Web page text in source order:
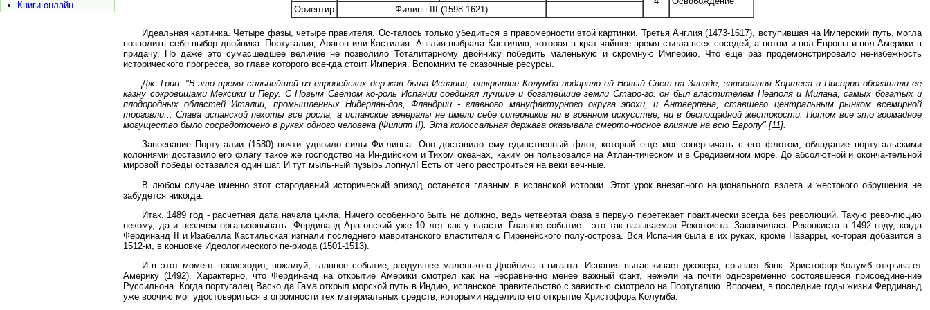
•
Книги онлайн
Ориентир
Филипп III (1598-1621) -
Идеальная картинка. Четыре фазы, четыре правителя. Ос-талось только убедиться в правомерности этой картинки. Третья Англия (1473-1617), вступившая на Имперский путь, могла
позволить себе выбор двойника: Португалия, Арагон или Кастилия. Англия выбрала Кастилию, которая в крат-чайшее время съела всех соседей, а потом и пол-Европы и пол-Америки в
придачу. Но даже это сумасшедшее величие не позволило Тоталитарному двойнику победить маленькую и скромную Империю. Что еще раз продемонстрировало не-избежность
исторического прогресса, во главе которого все-гда стоит Империя. Вспомним те сказочные ресурсы.
Дж. Грин: "В это время сильнейшей из европейских дер-жав была Испания, открытие Колумба подарило ей Новый Свет на Западе, завоевания Кортеса и Писарро обогатили ее
казну сокровищами Мексики и Перу. С Новым Светом ко-роль Испании соединял лучшие и богатейшие земли Старо-го: он был властителем Неаполя и Милана, самых богатых и
плодородных областей Италии, промышленных Нидерлан-дов, Фландрии - главного мануфактурного округа эпохи, и Антверпена, ставшего центральным рынком всемирной
торговли... Слава испанской пехоты все росла, а испанские генералы не имели себе соперников ни в военном искусстве, ни в беспощадной жестокости. Потом все это громадное
могущество было сосредоточено в руках одного человека (Филипп II). Эта колоссальная держава оказывала смерто-носное влияние на всю Европу" [11].
Завоевание Португалии (1580) почти удвоило силы Фи-липпа. Оно доставило ему единственный флот, который еще мог соперничать с его флотом, обладание португальскими
колониями доставило его флагу такое же господство на Ин-дийском и Тихом океанах, каким он пользовался на Атлан-тическом и в Средиземном море. До абсолютной и оконча-тельной
мировой победы оставался один шаг. И тут мыль-ный пузырь лопнул! Есть от чего расстроиться на веки веч-ные.
В любом случае именно этот стародавний исторический эпизод останется главным в испанской истории. Этот урок внезапного национального взлета и жестокого обрушения не
забудется никогда.
Итак, 1489 год - расчетная дата начала цикла. Ничего особенного быть не должно, ведь четвертая фаза в первую перетекает практически всегда без революций. Такую рево-люцию
некому, да и незачем организовывать. Фердинанд Арагонский уже 10 лет как у власти. Главное событие - это так называемая Реконкиста. Закончилась Реконкиста в 1492 году, когда
Фердинанд II и Изабелла Кастильская изгнали последнего мавританского властителя с Пиренейского полу-острова. Вся Испания была в их руках, кроме Наварры, ко-торая добавится в
1512-м, в концовке Идеологического пе-риода (1501-1513).
И в этот момент происходит, пожалуй, главное событие, раздувшее маленького Двойника в гиганта. Испания вытас-кивает джокера, срывает банк. Христофор Колумб открыва-ет
Америку (1492). Характерно, что Фердинанд на открытие Америки смотрел как на несравненно менее важный факт, нежели на почти одновременно состоявшееся присоедине-ние
Руссильона. Когда португалец Васко да Гама открыл морской путь в Индию, испанское правительство с завистью смотрело на Португалию. Впрочем, в последние годы жизни Фердинанд
уже воочию мог удостовериться в огромности тех материальных средств, которыми наделило его открытие Христофора Колумба.